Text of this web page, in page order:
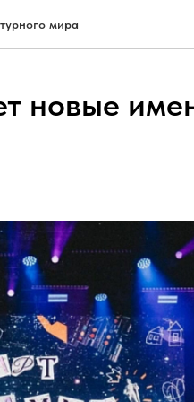
мира
новые